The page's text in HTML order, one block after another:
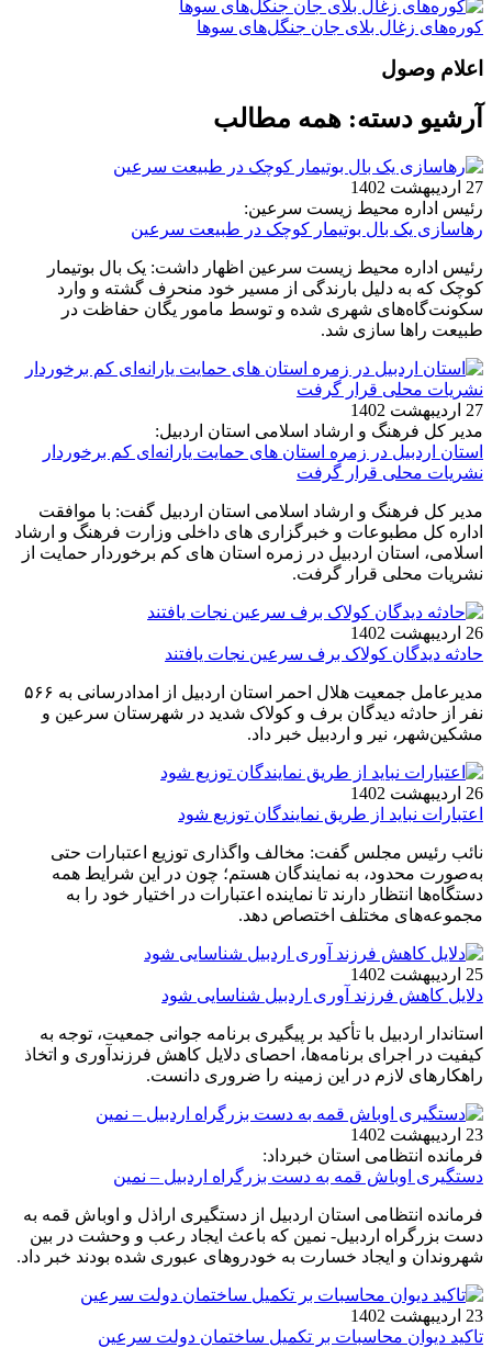
کوره‌های زغال بلای جان جنگل‌های سوها
اعلام وصول
آرشیو دسته: همه مطالب
27 اردیبهشت 1402
رئیس اداره محیط زيست سرعین:
رهاسازی یک بال بوتیمار کوچک در طبیعت سرعین
رئیس اداره محیط زيست سرعین اظهار داشت: یک بال بوتیمار
کوچک که به دلیل بارندگی از مسیر خود منحرف گشته و وارد
سکونت‌گاه‌های شهری شده و توسط مامور یگان حفاظت در
طبیعت راها سازی شد.
27 اردیبهشت 1402
مدیر کل فرهنگ و ارشاد اسلامی استان اردبیل:
استان اردبیل در زمره استان های حمایت یارانه‌ای کم برخوردار
نشریات محلی قرار گرفت
مدیر کل فرهنگ و ارشاد اسلامی استان اردبیل گفت: با موافقت
اداره کل مطبوعات و خبرگزاری های داخلی وزارت فرهنگ و ارشاد
اسلامی، استان اردبیل در زمره استان های کم برخوردار حمایت از
نشریات محلی قرار گرفت.
26 اردیبهشت 1402
حادثه دیدگان کولاک برف سرعین نجات یافتند
مدیرعامل جمعیت هلال احمر استان اردبیل از امدادرسانی به ۵۶۶
نفر از حادثه دیدگان برف و کولاک شدید در شهرستان سرعین و
مشکین‌شهر، نیر و اردبیل خبر داد.
26 اردیبهشت 1402
اعتبارات نباید از طریق نمایندگان توزیع شود
نائب رئیس مجلس گفت: مخالف واگذاری توزیع اعتبارات حتی
به‌صورت محدود، به نمایندگان هستم؛ چون در این شرایط همه
دستگاه‌ها انتظار دارند تا نماینده اعتبارات در اختیار خود را به
مجموعه‌های مختلف اختصاص دهد.
25 اردیبهشت 1402
دلایل کاهش فرزند آوری اردبیل شناسایی شود
استاندار اردبیل با تأکید بر پیگیری برنامه جوانی جمعیت، توجه به
کیفیت در اجرای برنامه‌ها، احصای دلایل کاهش فرزندآوری و اتخاذ
راهکارهای لازم در این زمینه را ضروری دانست.
23 اردیبهشت 1402
فرمانده انتظامی استان خبرداد:
دستگیری اوباش قمه به دست بزرگراه اردبیل – نمین
فرمانده انتظامی استان اردبیل از دستگیری اراذل و اوباش قمه به
دست بزرگراه اردبیل- نمین که باعث ایجاد رعب و وحشت در بین
شهروندان و ایجاد خسارت به خودروهای عبوری شده بودند خبر داد.
23 اردیبهشت 1402
تاکید دیوان محاسبات بر تکمیل ساختمان دولت سرعین